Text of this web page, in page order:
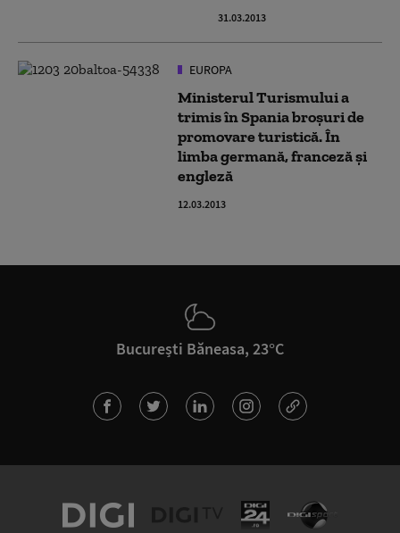
31.03.2013
EUROPA
Ministerul Turismului a
trimis în Spania broşuri de
promovare turistică. În
limba germană, franceză şi
engleză
12.03.2013
București Băneasa, 23°C